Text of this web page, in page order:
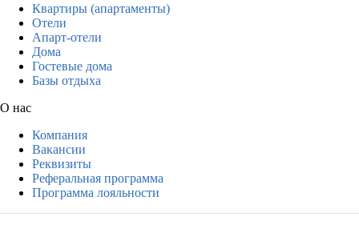
Квартиры (апартаменты)
Отели
Апарт-отели
Дома
Гостевые дома
Базы отдыха
О нас
Компания
Вакансии
Реквизиты
Реферальная программа
Программа лояльности